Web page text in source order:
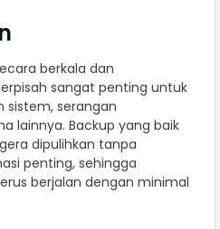
berkala dan
sangat penting untuk
sistem, serangan
lainnya. Backup yang baik
dipulihkan tanpa
penting, sehingga
berjalan dengan minimal